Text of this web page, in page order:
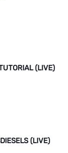
(LIVE)
(LIVE)